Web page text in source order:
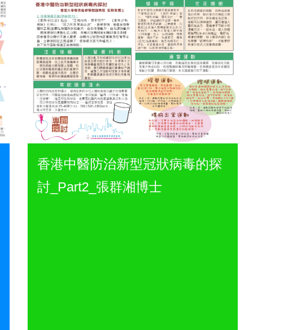
香港中醫防治新型冠狀病毒的探
討_Part2_張群湘博士